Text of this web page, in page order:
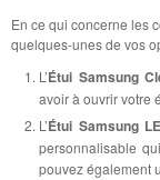
En ce qui concerne les
quelques-unes de vos
L’Étui Samsung
avoir à ouvrir votre
L’Étui Samsung
personnalisable
pouvez également